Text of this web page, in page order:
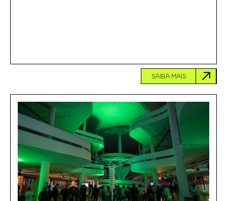
SAIBA MAIS